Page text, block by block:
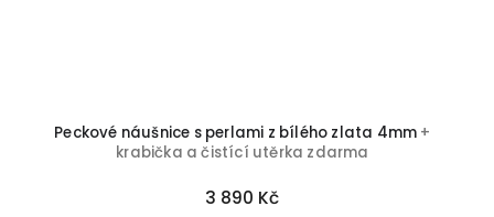
Peckové náušnice s perlami z bílého zlata 4mm +
krabička a čistící utěrka zdarma
3 890 Kč